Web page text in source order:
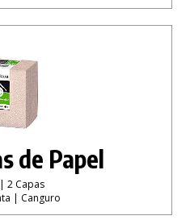
de Papel
2 Capas
| Canguro